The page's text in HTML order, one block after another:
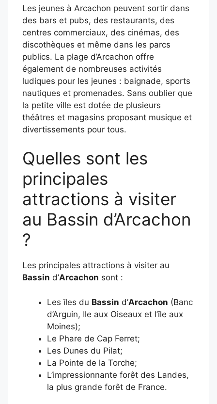
Les jeunes à Arcachon peuvent sortir dans
des bars et pubs, des restaurants, des
centres commerciaux, des cinémas, des
discothèques et même dans les parcs
publics. La plage d’Arcachon offre
également de nombreuses activités
ludiques pour les jeunes : baignade, sports
nautiques et promenades. Sans oublier que
la petite ville est dotée de plusieurs
théâtres et magasins proposant musique et
divertissements pour tous.
Quelles sont les
principales
attractions à visiter
au Bassin d’Arcachon
?
Les principales attractions à visiter au
Bassin d’Arcachon sont :
Les îles du Bassin d’Arcachon (Banc
d’Arguin, Ile aux Oiseaux et l’île aux
Moines);
Le Phare de Cap Ferret;
Les Dunes du Pilat;
La Pointe de la Torche;
L’impressionnante forêt des Landes,
la plus grande forêt de France.